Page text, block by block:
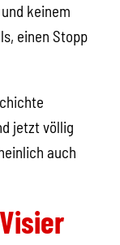
keinem
einen Stopp
jetzt völlig
auch